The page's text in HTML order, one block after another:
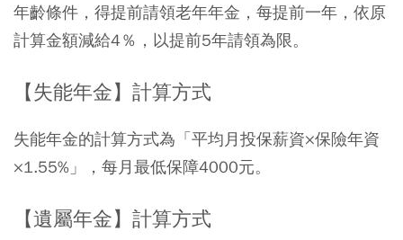
年齡條件，得提前請領老年年金，每提前一年，依原
計算金額減給4％，以提前5年請領為限。
【失能年金】計算方式
失能年金的計算方式為「平均月投保薪資×保險年資
×1.55%」，每月最低保障4000元。
【遺屬年金】計算方式